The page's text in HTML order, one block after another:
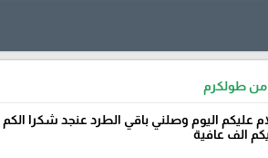
من طولكرم
عليكم اليوم وصلني باقي الطرد عنجد شكرا الكم
الف عافية